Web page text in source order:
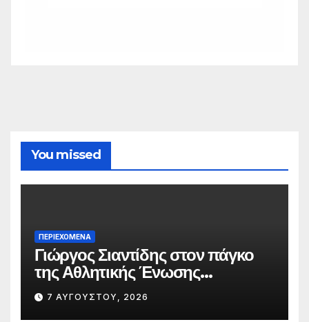
You missed
ΠΕΡΙΕΧΌΜΕΝΑ
Γιώργος Σιαντίδης στον πάγκο
της Αθλητικής Ένωσης
Κομοτηνής
7 ΑΥΓΟΎΣΤΟΥ, 2026